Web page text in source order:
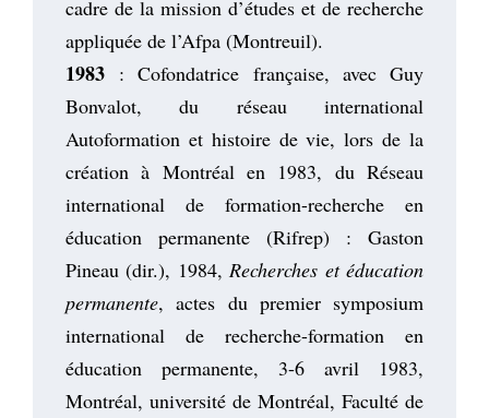
cadre de la mission d’études et de recherche
appliquée de l’Afpa (Montreuil).
1983 : Cofondatrice française, avec Guy
Bonvalot, du réseau international
Autoformation et histoire de vie, lors de la
création à Montréal en 1983, du Réseau
international de formation-recherche en
éducation permanente (Rifrep) : Gaston
Pineau (dir.), 1984, Recherches et éducation
permanente, actes du premier symposium
international de recherche-formation en
éducation permanente, 3-6 avril 1983,
Montréal, université de Montréal, Faculté de